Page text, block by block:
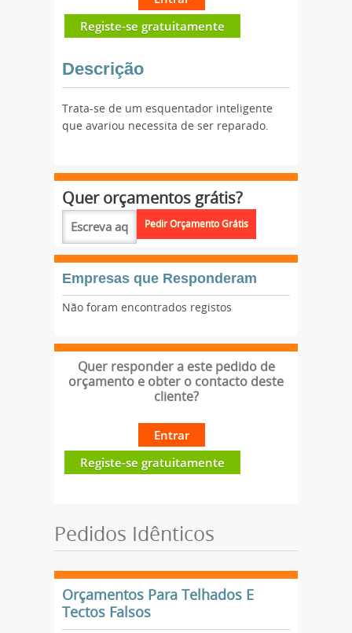
Registe-se gratuitamente
Descrição
Trata-se de um esquentador inteligente
que avariou necessita de ser reparado.
Quer orçamentos grátis?
Empresas que Responderam
Não foram encontrados registos
Quer responder a este pedido de
orçamento e obter o contacto deste
cliente?
Entrar
Registe-se gratuitamente
Pedidos Idênticos
Orçamentos Para Telhados E
Tectos Falsos